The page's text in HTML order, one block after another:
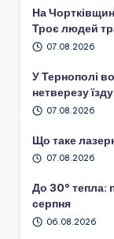
На
Троє людей
07.08.2026
У Тернополі
нетверезу
07.08.2026
Що таке
07.08.2026
До 30° тепла:
серпня
06.08.2026